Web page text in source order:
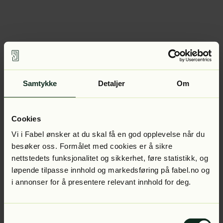
Samtykke Detaljer Om
Cookies
Vi i Fabel ønsker at du skal få en god opplevelse når du
besøker oss. Formålet med cookies er å sikre
nettstedets funksjonalitet og sikkerhet, føre statistikk, og
løpende tilpasse innhold og markedsføring på fabel.no og
i annonser for å presentere relevant innhold for deg.